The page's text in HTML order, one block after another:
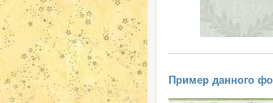
Пример данного